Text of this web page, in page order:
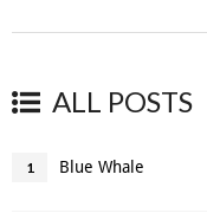
ALL POSTS
1 Blue Whale